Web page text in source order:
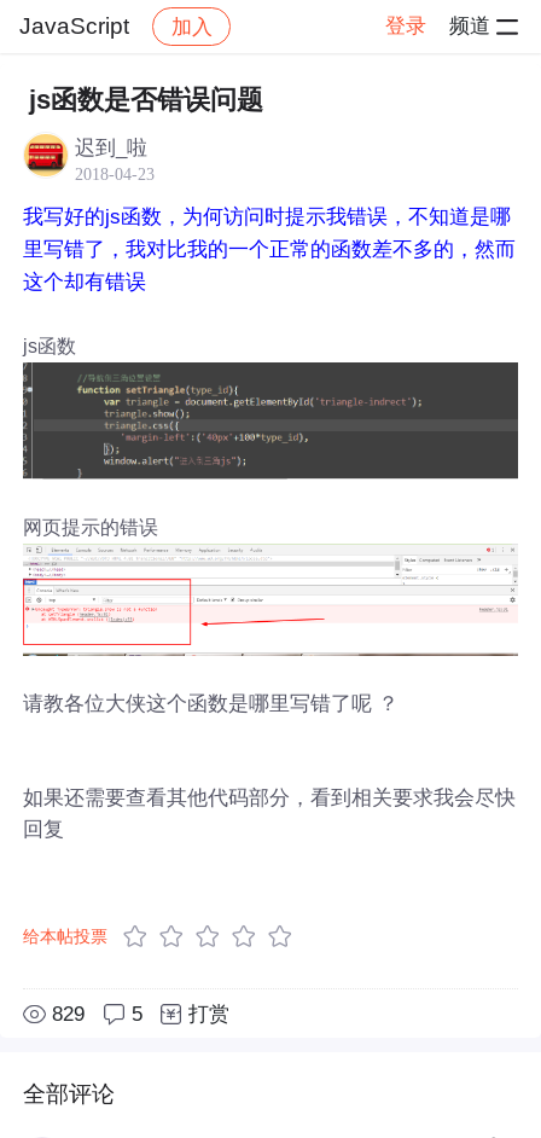
JavaScript 加入 登录 频道
社区 JavaScript 帖子详情
js函数是否错误问题
迟到_啦
2018-04-23
我写好的js函数，为何访问时提示我错误，不知道是哪
里写错了，我对比我的一个正常的函数差不多的，然而
这个却有错误
js函数
网页提示的错误
请教各位大侠这个函数是哪里写错了呢 ？
如果还需要查看其他代码部分，看到相关要求我会尽快
回复
给本帖投票
829 5 打赏
全部评论